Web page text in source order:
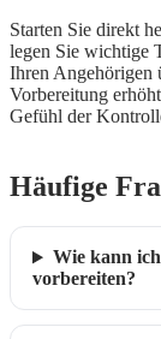
Starten Sie direkt
legen Sie wichtige
Ihren Angehörigen
Vorbereitung
Gefühl der
Häufige
Wie kann
vorbereiten?